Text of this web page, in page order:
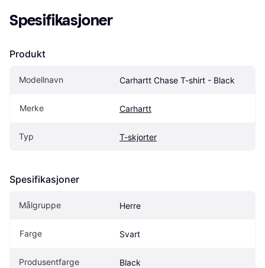
Spesifikasjoner
Produkt
Modellnavn Carhartt Chase T-shirt - Black
Merke Carhartt
Typ T-skjorter
Spesifikasjoner
Målgruppe Herre
Farge Svart
Produsentfarge Black